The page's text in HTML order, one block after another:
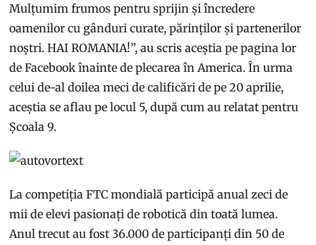
Mulțumim frumos pentru sprijin și încredere
oamenilor cu gânduri curate, părinților și partenerilor
noștri. HAI ROMANIA!”, au scris aceștia pe pagina lor
de Facebook înainte de plecarea în America. În urma
celui de-al doilea meci de calificări de pe 20 aprilie,
aceștia se aflau pe locul 5, după cum au relatat pentru
Școala 9.
La competiția FTC mondială participă anual zeci de
mii de elevi pasionați de robotică din toată lumea.
Anul trecut au fost 36.000 de participanți din 50 de